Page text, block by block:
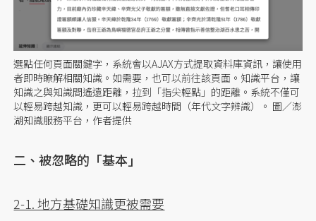
選點任何頁面關鍵字，系統會以AJAX方式提取資料庫資訊，讓使用
者即時瞭解相關知識。如需要，也可以前往該頁面。知識平台，讓
知識之與知識間遙遠距離，拉到「指尖輕點」的距離。系統不僅可
以輕易跨越知識，更可以輕易跨越時間（年代文字辨識）。 圖／澎
湖知識服務平台，作者提供
二、被忽略的「基本」
2-1. 地方基礎知識更被需要